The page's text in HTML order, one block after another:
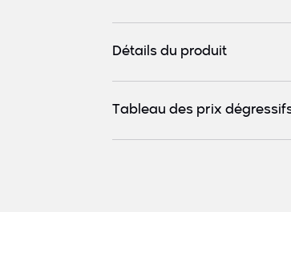
Détails du produit
Tableau des prix